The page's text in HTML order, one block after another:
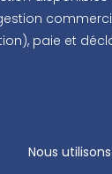
paie et